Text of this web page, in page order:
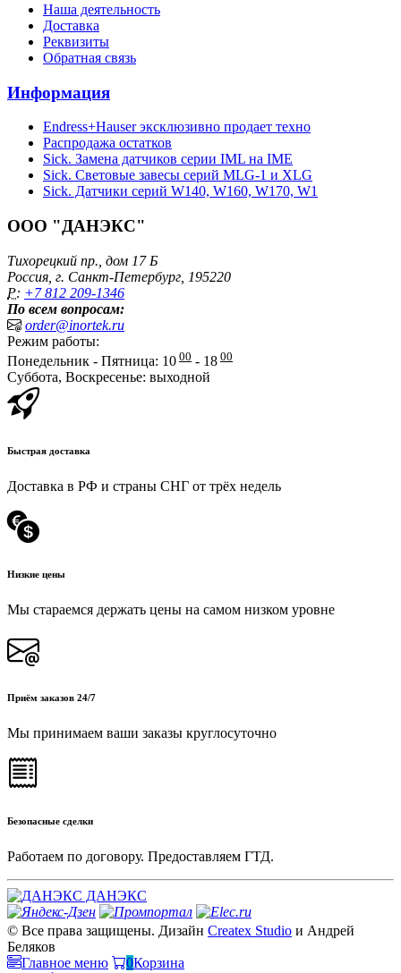
Наша деятельность
Доставка
Реквизиты
Обратная связь
Информация
Endress+Hauser эксклюзивно продает техно
Распродажа остатков
Sick. Замена датчиков серии IML на IME
Sick. Световые завесы серий MLG-1 и XLG
Sick. Датчики серий W140, W160, W170, W1
ООО "ДАНЭКС"
Тихорецкий пр., дом 17 Б
Россия, г. Санкт-Петербург, 195220
P: +7 812 209-1346
По всем вопросам:
order@inortek.ru
Режим работы:
Понедельник - Пятница: 10 00 - 18 00
Суббота, Воскресенье: выходной
Быстрая доставка
Доставка в РФ и страны СНГ от трёх недель
Низкие цены
Мы стараемся держать цены на самом низком уровне
Приём заказов 24/7
Мы принимаем ваши заказы круглосуточно
Безопасные сделки
Работаем по договору. Предоставляем ГТД.
ДАНЭКС
© Все права защищены. Дизайн Createx Studio и Андрей
Беляков
Главное меню
0Корзина